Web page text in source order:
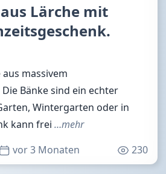
Lärche mit
massivem
Bänke sind ein echter
Wintergarten oder in
kann frei …mehr
vor 3 Monaten 230